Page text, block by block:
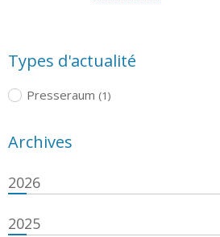
Types d'actualité
Presseraum (1)
Archives
2026
2025